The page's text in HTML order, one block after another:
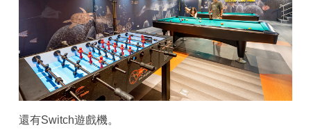
還有Switch遊戲機。